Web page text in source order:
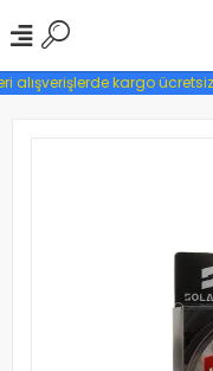
alışverişlerde kargo ücretsiz!